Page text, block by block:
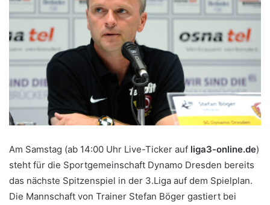
Am Samstag (ab 14:00 Uhr Live-Ticker auf liga3-online.de)
steht für die Sportgemeinschaft Dynamo Dresden bereits
das nächste Spitzenspiel in der 3.Liga auf dem Spielplan.
Die Mannschaft von Trainer Stefan Böger gastiert bei